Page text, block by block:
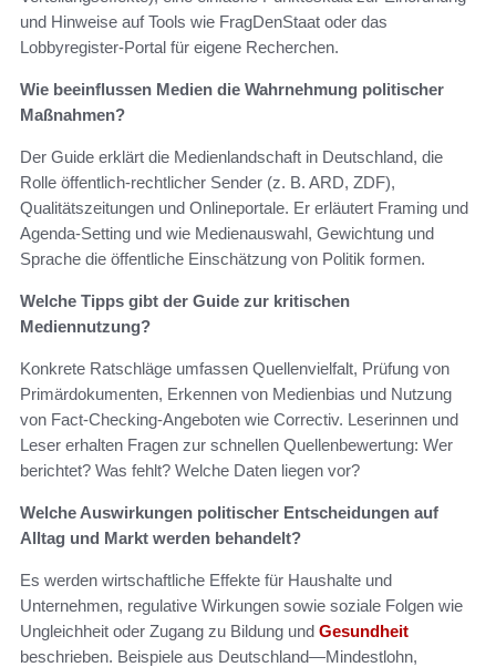
und Hinweise auf Tools wie FragDenStaat oder das
Lobbyregister‑Portal für eigene Recherchen.
Wie beeinflussen Medien die Wahrnehmung politischer
Maßnahmen?
Der Guide erklärt die Medienlandschaft in Deutschland, die
Rolle öffentlich‑rechtlicher Sender (z. B. ARD, ZDF),
Qualitätszeitungen und Onlineportale. Er erläutert Framing und
Agenda‑Setting und wie Medienauswahl, Gewichtung und
Sprache die öffentliche Einschätzung von Politik formen.
Welche Tipps gibt der Guide zur kritischen
Mediennutzung?
Konkrete Ratschläge umfassen Quellenvielfalt, Prüfung von
Primärdokumenten, Erkennen von Medienbias und Nutzung
von Fact‑Checking‑Angeboten wie Correctiv. Leserinnen und
Leser erhalten Fragen zur schnellen Quellenbewertung: Wer
berichtet? Was fehlt? Welche Daten liegen vor?
Welche Auswirkungen politischer Entscheidungen auf
Alltag und Markt werden behandelt?
Es werden wirtschaftliche Effekte für Haushalte und
Unternehmen, regulative Wirkungen sowie soziale Folgen wie
Ungleichheit oder Zugang zu Bildung und Gesundheit
beschrieben. Beispiele aus Deutschland—Mindestlohn,